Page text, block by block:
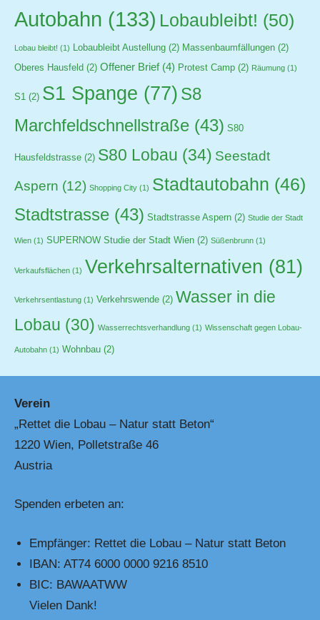
Autobahn (133) Lobaubleibt! (50)
Lobau bleibt! (1) Lobaubleibt Austellung (2) Massenbaumfällungen (2)
Oberes Hausfeld (2) Offener Brief(4) Protest Camp (2) Räumung (1)
S1 (2) S1 Spange (77) S8
Marchfeldschnellstraße (43) S80
Hausfeldstrasse (2) S80 Lobau (34) Seestadt
Aspern (12) Shopping City (1) Stadtautobahn (46)
Stadtstrasse (43) Stadtstrasse Aspern (2) Studie der Stadt
Wien (1) SUPERNOW Studie der Stadt Wien (2) Süßenbrunn (1)
Verkaufsflächen (1) Verkehrsalternativen (81)
Verkehrsentlastung (1) Verkehrswende (2) Wasser in die
Lobau (30) Wasserrechtsverhandlung (1) Wissenschaft gegen Lobau-
Autobahn (1) Wohnbau (2)
Verein
„Rettet die Lobau – Natur statt Beton“
1220 Wien, Polletstraße 46
Austria
Spenden erbeten an:
Empfänger: Rettet die Lobau – Natur statt Beton
IBAN: AT74 6000 0000 9216 8510
BIC: BAWAATWW
Vielen Dank!